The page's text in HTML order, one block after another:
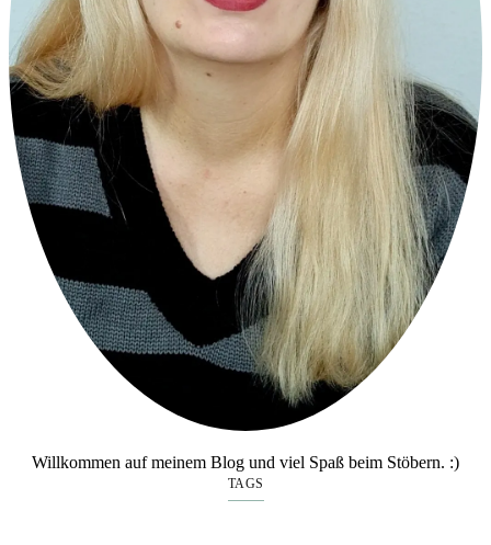
Willkommen auf meinem Blog und viel Spaß beim Stöbern. :)
TAGS